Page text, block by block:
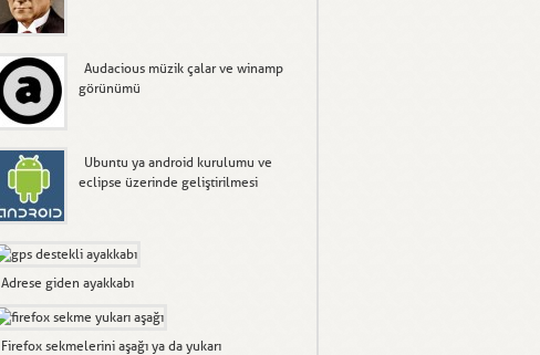
Audacious müzik çalar ve winamp
görünümü
Ubuntu ya android kurulumu ve
eclipse üzerinde geliştirilmesi
Adrese giden ayakkabı
Firefox sekmelerini aşağı ya da yukarı